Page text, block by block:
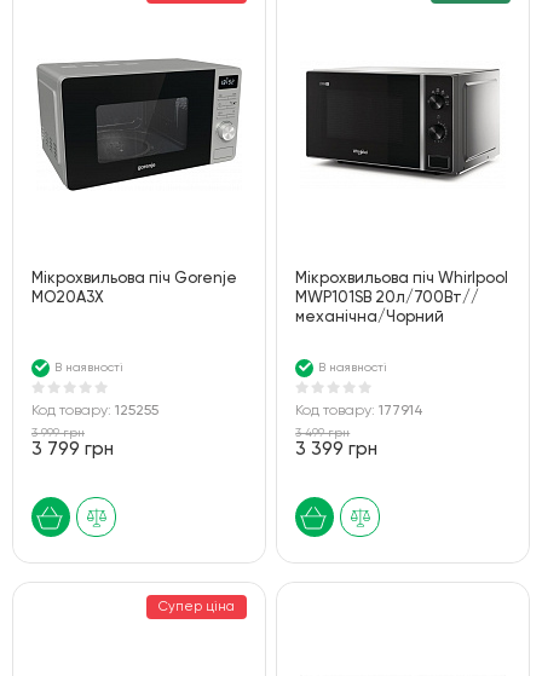
Мікрохвильова піч Gorenje
MO20A3X
В наявності
Код товару: 125255
3 999 грн
3 799 грн
Мiкрохвильова пiч Whirlpool
MWP101SB 20л/700Вт//
механiчна/Чорний
В наявності
Код товару:177914
3 499 грн
3 399 грн
Супер ціна